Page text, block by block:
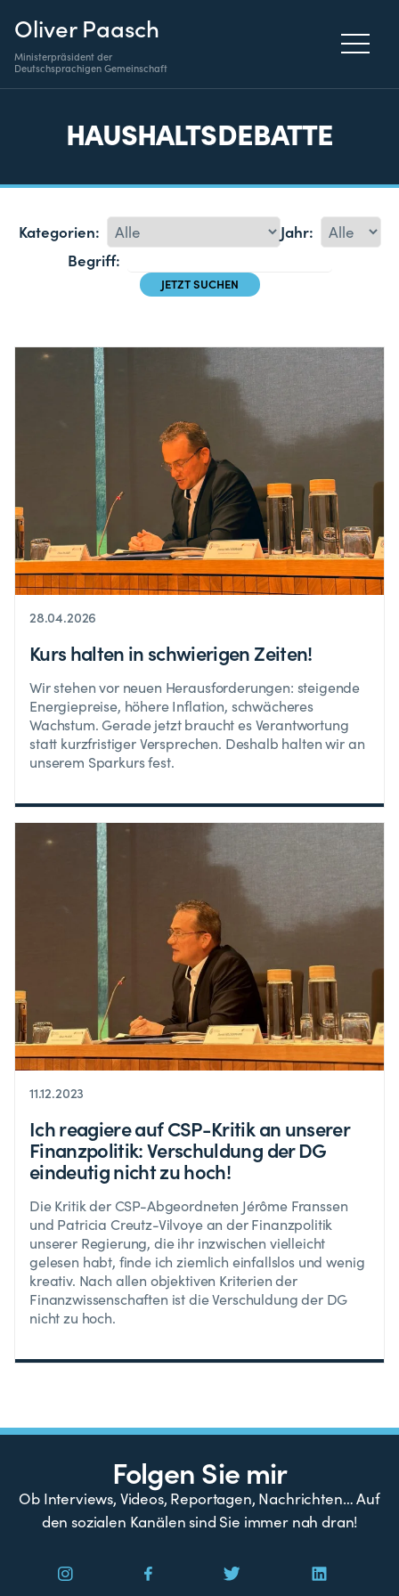
Oliver Paasch
Ministerpräsident der
Deutschsprachigen Gemeinschaft
HAUSHALTSDEBATTE
Kategorien:
Jahr:
Begriff:
28.04.2026
Kurs halten in schwierigen Zeiten!
Wir stehen vor neuen Herausforderungen: steigende
Energiepreise, höhere Inflation, schwächeres
Wachstum. Gerade jetzt braucht es Verantwortung
statt kurzfristiger Versprechen. Deshalb halten wir an
unserem Sparkurs fest.
11.12.2023
Ich reagiere auf CSP-Kritik an unserer
Finanzpolitik: Verschuldung der DG
eindeutig nicht zu hoch!
Die Kritik der CSP-Abgeordneten Jérôme Franssen
und Patricia Creutz-Vilvoye an der Finanzpolitik
unserer Regierung, die ihr inzwischen vielleicht
gelesen habt, finde ich ziemlich einfallslos und wenig
kreativ. Nach allen objektiven Kriterien der
Finanzwissenschaften ist die Verschuldung der DG
nicht zu hoch.
Folgen Sie mir
Ob Interviews, Videos, Reportagen, Nachrichten… Auf
den sozialen Kanälen sind Sie immer nah dran!